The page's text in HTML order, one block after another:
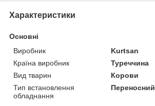
Характеристики
Основні
Виробник
Kurtsan
Країна виробник
Туреччина
Вид тварин
Корови
Тип встановлення
обладнання
Переносний